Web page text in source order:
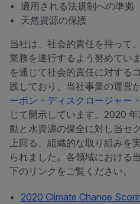
適用される法規制への準拠
天然資源の保護
当社は、社会的責任を持って
業務を遂行するよう努めてい
を通じて社会的責任に対する
践しており、当社事業の運営
ーボン・ディスクロージャー
じて開示しています。2020
動と水資源の保全に対し当セ
上回る、組織的な取り組みを
られました。各領域における
下のリンクをご覧ください。
2020 Climate Change